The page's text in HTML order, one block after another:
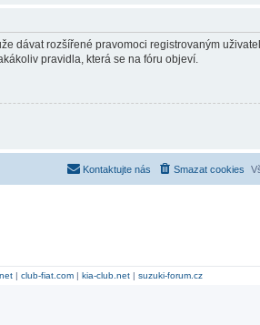
dávat rozšířené pravomoci registrovaným
pravidla, která se na fóru objeví.
Smazat cookies
Kontaktujte nás
| club-fiat.com | kia-club.net | suzuki-forum.cz